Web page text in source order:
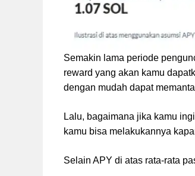
Semakin lama periode
reward yang akan kamu
dengan mudah dapat
Lalu, bagaimana jika kamu
kamu bisa melakukannya
Selain APY di atas rata-rata